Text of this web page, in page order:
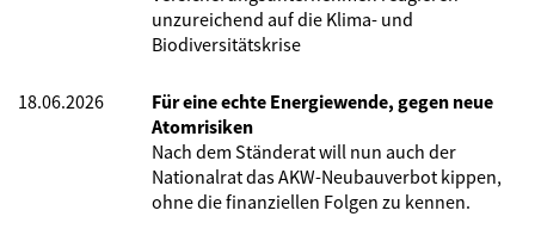
unzureichend auf die Klima- und
Biodiversitätskrise
18.06.2026
Für eine echte Energiewende, gegen neue
Atomrisiken
Nach dem Ständerat will nun auch der
Nationalrat das AKW-Neubauverbot kippen,
ohne die finanziellen Folgen zu kennen.